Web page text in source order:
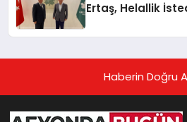
Ertaş, Helallik
Haberin Doğru